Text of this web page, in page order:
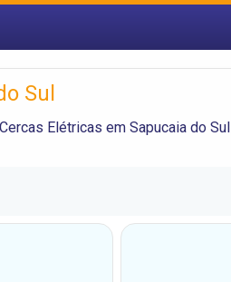
Sul
Cercas Elétricas em Sapucaia do Sul